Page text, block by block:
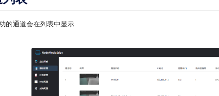
的通道会在列表中显示